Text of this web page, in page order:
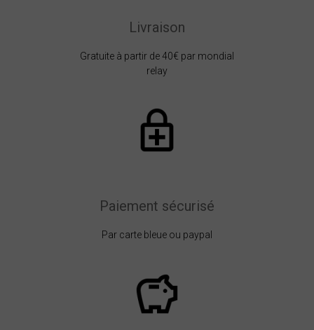
Livraison
Gratuite à partir de 40€ par mondial
relay
Paiement sécurisé
Par carte bleue ou paypal